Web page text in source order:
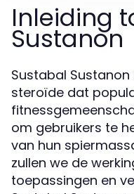
Inleiding
Sustanon
Sustabal
steroïde dat
om gebruikers te
van hun
zullen we de
toepassingen en